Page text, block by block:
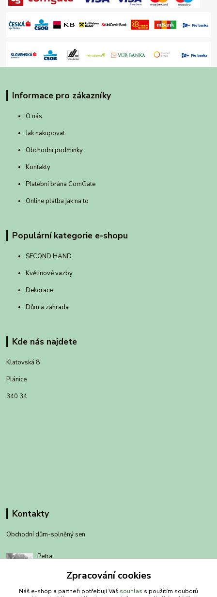
Informace pro zákazníky
O nás
Jak nakupovat
Obchodní podmínky
Kontakty
Platební brána ComGate
Online platba jak na to
Populární kategorie e-shopu
SECOND HAND
Květinové vazby
Dekorace
Dům a zahrada
Kde nás najdete
Klatovská 8
Plánice
340 34
Kontakty
Obchodní dům-splněný sen
Petra
út-pá 8-14 hod
info@splneny-sen.cz
Zpracování cookies
Náš e-shop a partneři potřebují Váš souhlas s použitím souborů